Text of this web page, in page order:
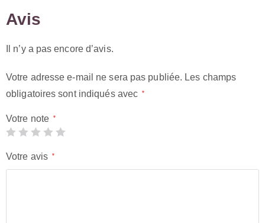
Avis
Il n’y a pas encore d’avis.
Votre adresse e-mail ne sera pas publiée. Les champs
obligatoires sont indiqués avec
*
Votre note *
Votre avis *